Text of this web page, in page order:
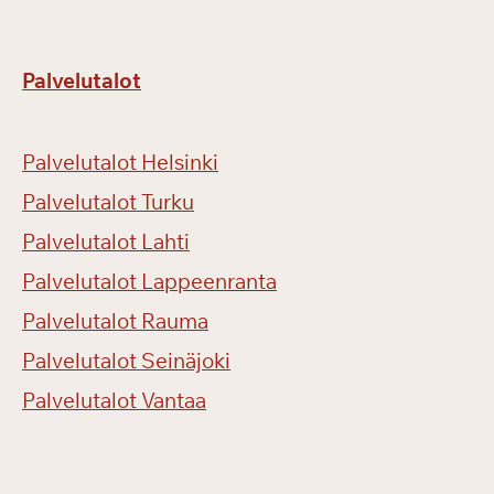
Palvelutalot
Palvelutalot Helsinki
Palvelutalot Turku
Palvelutalot Lahti
Palvelutalot Lappeenranta
Palvelutalot Rauma
Palvelutalot Seinäjoki
Palvelutalot Vantaa